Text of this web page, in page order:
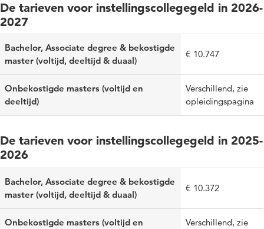
De tarieven voor instellingscollegegeld in 2026-
2027
Bachelor, Associate degree & bekostigde
master (voltijd, deeltijd & duaal)
€ 10.747
Onbekostigde masters (voltijd en
deeltijd)
Verschillend, zie
opleidingspagina
De tarieven voor instellingscollegegeld in 2025-
2026
Bachelor, Associate degree & bekostigde
master (voltijd, deeltijd & duaal)
€ 10.372
Onbekostigde masters (voltijd en
Verschillend, zie